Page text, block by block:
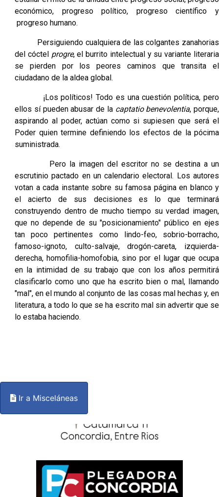
económico, progreso político, progreso científico y
progreso humano.
Persiguiendo cualquiera de las colgantes zanahorias
del cóctel progre, el burrito intelectual y su variante literaria
se pierden por los peores caminos que transita el
ciudadano de la aldea global.
¡Los políticos! Todo es una cuestión política, pero
ellos sí pueden abusar de la captatio benevolentia, porque,
aspirando al poder, actúan como si supiesen que será el
Poder quien termine definiendo los efectos de la pócima
suministrada.
Pero la imagen del escritor no se destina a un
escrutinio pactado en un calendario electoral. Los autores
votan a cada instante sobre su famosa página en blanco y
el acierto de sus decisiones es lo que terminará
construyendo dentro de mucho tiempo su verdad imagen,
que no depende de su "posicionamiento" público en ejes
tan poco pertinentes como lindo-feo, sobrio-borracho,
famoso-ignoto, culto-salvaje, drogón-careta, izquierda-
derecha, homofilia-homofobia, sino por el lugar que ocupa
en la intimidad de su trabajo que con los años permitirá
clasificarlo como uno que ha escrito bien o mal, llamando
"mal", en el mundo al conjunto de las cosas mal hechas y, en
literatura, a todo lo que se ha escrito mal sin advertir que se
lo estaba haciendo.
Ir a Misceláneas